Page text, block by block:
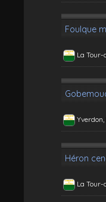
Foulque
La Tour-
Héron
La Tour-